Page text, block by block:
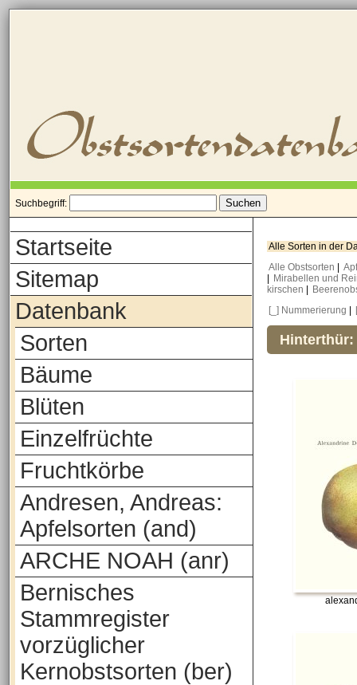
Suchbegriff:
Startseite
Sitemap
Datenbank
Sorten
Bäume
Blüten
Einzelfrüchte
Fruchtkörbe
Andresen, Andreas:
Apfelsorten (and)
ARCHE NOAH (anr)
Bernisches
Stammregister
vorzüglicher
Kernobstsorten (ber)
Alle Sorten in der
Alle Obstsorten
Mirabellen und
kirschen
[_] Nummerierung